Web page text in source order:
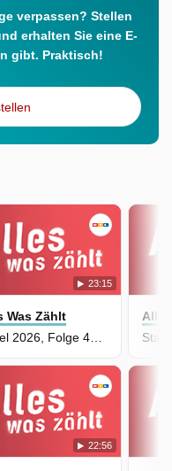
verpassen? Stellen
erhalten Sie eine E-
gibt. Praktisch!
23:15
Was Zählt
Staffel 2026, Folge 4951 - Verletzende Wahrheit
22:56